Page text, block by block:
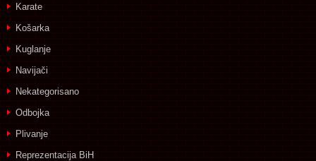
Karate
Košarka
Kuglanje
Navijači
Nekategorisano
Odbojka
Plivanje
Reprezentacija BiH